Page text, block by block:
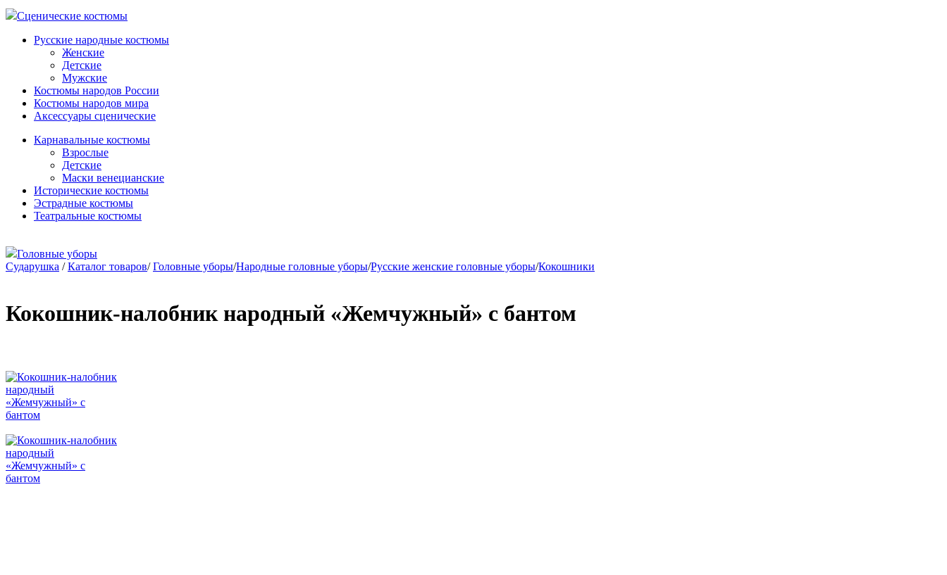
Сценические костюмы
Русские народные костюмы
Женские
Детские
Мужские
Костюмы народов России
Костюмы народов мира
Аксессуары сценические
Карнавальные костюмы
Взрослые
Детские
Маски венецианские
Исторические костюмы
Эстрадные костюмы
Театральные костюмы
Головные уборы
Сударушка / Каталог товаров/ Головные уборы/Народные головные уборы/Русские женские головные уборы/Кокошники
Кокошник-налобник народный «Жемчужный» с бантом